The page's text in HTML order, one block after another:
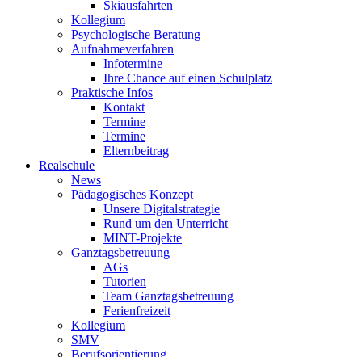
Skiausfahrten
Kollegium
Psychologische Beratung
Aufnahmeverfahren
Infotermine
Ihre Chance auf einen Schulplatz
Praktische Infos
Kontakt
Termine
Termine
Elternbeitrag
Realschule
News
Pädagogisches Konzept
Unsere Digitalstrategie
Rund um den Unterricht
MINT-Projekte
Ganztagsbetreuung
AGs
Tutorien
Team Ganztagsbetreuung
Ferienfreizeit
Kollegium
SMV
Berufsorientierung